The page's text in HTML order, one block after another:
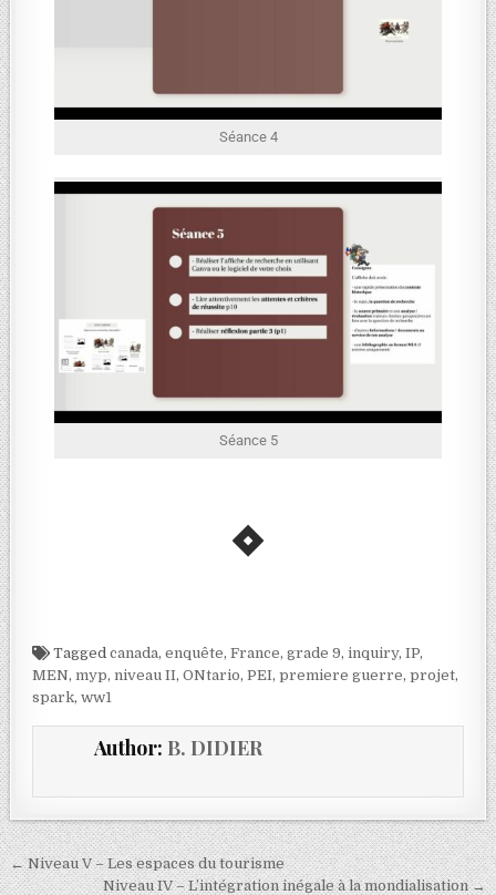
Séance 4
Séance 5
Taggedcanada,enquête,France,grade 9,inquiry,IP,
MEN, myp, niveau II,ONtario,PEI,premiere guerre,projet,
spark,ww1
Author: B. DIDIER
← Niveau V – Les espaces du tourisme
Niveau IV – L’intégration inégale à la mondialisation →